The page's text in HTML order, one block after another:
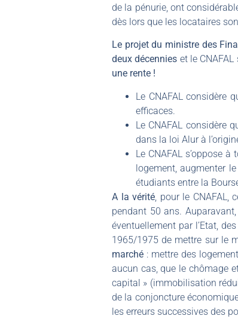
de la pénurie, ont
dès lors que les locataires
Le projet du ministre des
deux décennies et le
une rente !
Le CNAFAL considère
efficaces.
Le CNAFAL considère
dans la loi Alur à
Le CNAFAL s’oppose
logement, augmenter
étudiants entre la
A la vérité , pour le
pendant 50 ans.
éventuellement par l’Etat,
1965/1975 de mettre sur le
marché : mettre des
aucun cas, que le chômage
capital » (immobilisation
de la conjoncture
les erreurs successives des